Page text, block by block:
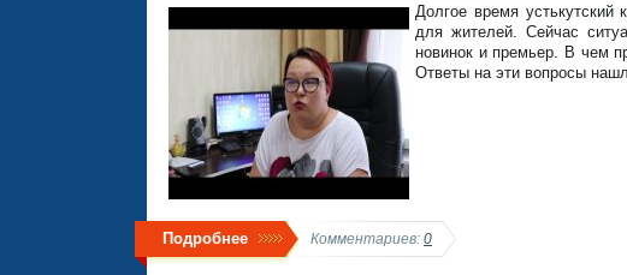
Долгое время устькутский
для жителей. Сейчас
новинок и премьер. В чем
Ответы на эти вопросы
Подробнее Комментариев: 0